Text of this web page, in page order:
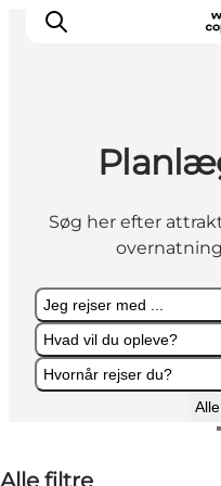
Vi arbejder for
Samarbejd
Turismeviden
Søg her efter
Jeg rejser med ...
Hvad vil du opleve?
Hvornår rejser du?
Jeg rejser med ...
Hvad vil du opleve?
Hvornår rejser du?
Alle filtre